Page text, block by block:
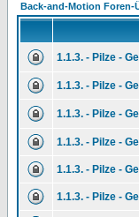
Back-and-Motion Foren-
1.1.3. - Pilze -
1.1.3. - Pilze -
1.1.3. - Pilze -
1.1.3. - Pilze -
1.1.3. - Pilze -
1.1.3. - Pilze -